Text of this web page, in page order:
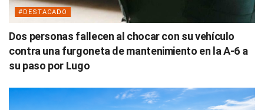
#DESTACADO
Dos personas fallecen al chocar con su vehículo
contra una furgoneta de mantenimiento en la A-6 a
su paso por Lugo